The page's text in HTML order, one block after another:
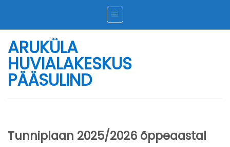
content
ARUKÜLA
HUVIALAKESKUS
PÄÄSULIND
Tunniplaan 2025/2026 õppeaastal